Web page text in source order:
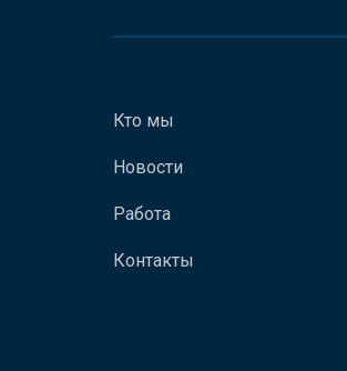
Кто мы
Новости
Работа
Контакты